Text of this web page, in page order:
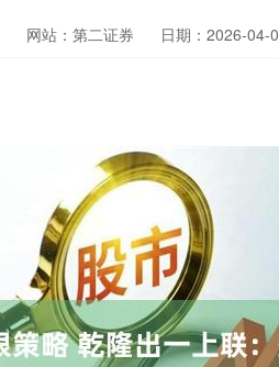
网站：第二证券 日期：2026-04-